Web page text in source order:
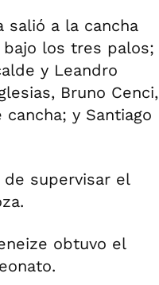
salió a la cancha
bajo los tres palos;
y Leandro
Bruno Cenci,
y Santiago
de supervisar el
obtuvo el